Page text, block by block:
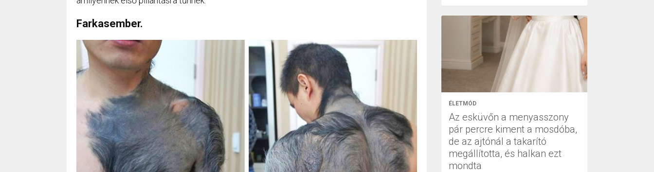
Farkasember.
ÉLETMÓD
Az esküvőn a menyasszony
pár percre kiment a mosdóba,
de az ajtónál a takarító
megállította, és halkan ezt
mondta